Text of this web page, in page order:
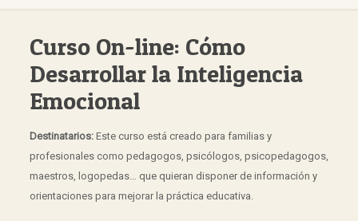
Curso On-line: Cómo
Desarrollar la Inteligencia
Emocional
Destinatarios: Este curso está creado para familias y
profesionales como pedagogos, psicólogos, psicopedagogos,
maestros, logopedas… que quieran disponer de información y
orientaciones para mejorar la práctica educativa.